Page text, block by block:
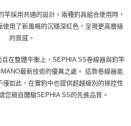
採用共通的設計。兩種釣具組合使用時，
用了新風格的沉穩深紅色，呈現更高層級
的質感。
在整體平衡上，SEPHIA SS卷線器與釣竿
最新技術的優異之處。 這款卷線器能
如此，在實釣中也提供超越級別的操控性
您親自體驗SEPHIA SS的先進品質。